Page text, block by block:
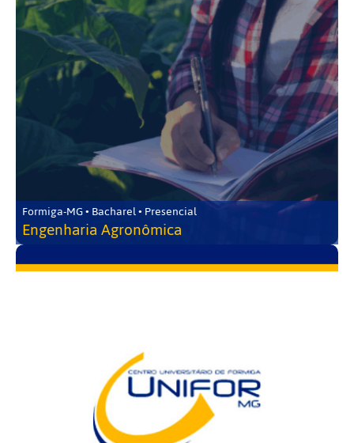
Formiga-MG • Bacharel • Presencial
Engenharia Agronômica